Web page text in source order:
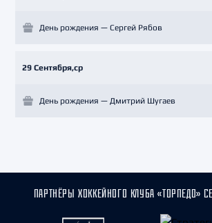
День рождения — Сергей Рябов
29 Сентября,ср
День рождения — Дмитрий Шугаев
ПАРТНЁРЫ ХОККЕЙНОГО КЛУБА «ТОРПЕДО»